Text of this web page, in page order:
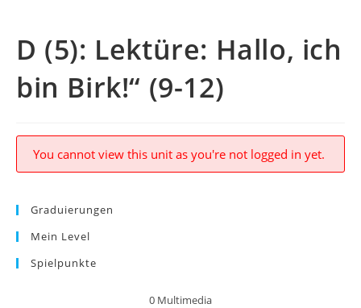
D (5): Lektüre: Hallo, ich
bin Birk!“ (9-12)
You cannot view this unit as you're not logged in yet.
Graduierungen
Mein Level
Spielpunkte
0 Multimedia